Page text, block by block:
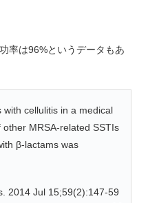
率は96%というデータもあ
cellulitis in a medical
MRSA-related SSTIs
β-lactams was
2014 Jul 15;59(2):147-59